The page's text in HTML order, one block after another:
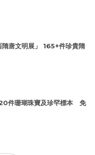
唐文明展」 165+件珍貴隋
件珊瑚珠寶及珍罕標本 免